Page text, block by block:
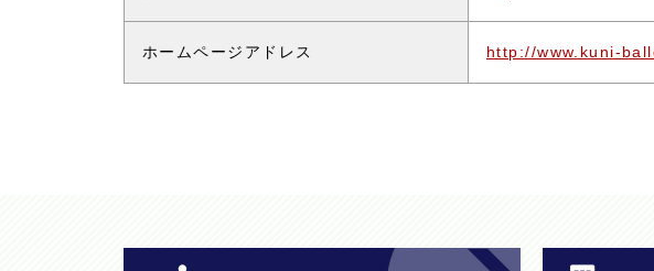
ホームページアドレス http://www.kuni-